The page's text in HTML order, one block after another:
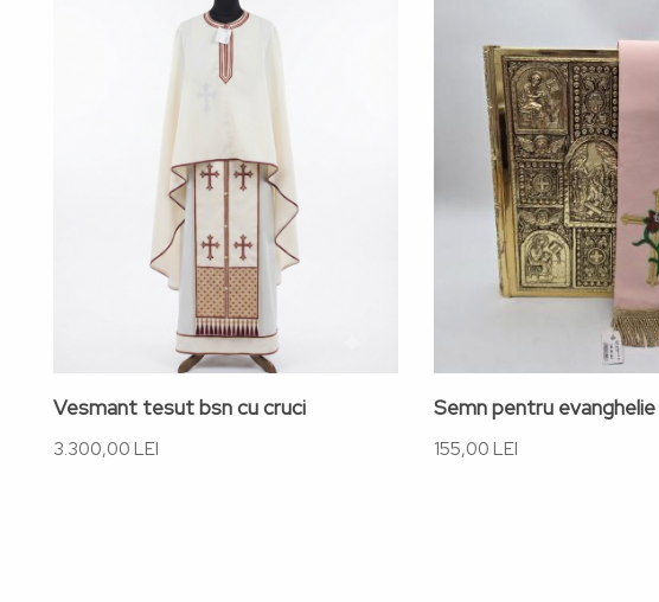
Vesmant tesut bsn cu cruci
3.300,00 LEI
Semn pentru evanghelie
155,00 LEI